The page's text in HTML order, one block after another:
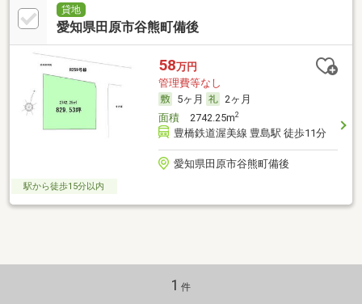
貸地
愛知県田原市谷熊町備後
58万円
管理費等なし
5ヶ月
2ヶ月
面積2742.25m2
豊橋鉄道渥美線 豊島駅 徒歩11分
愛知県田原市谷熊町備後
駅から徒歩15分以内
1 件